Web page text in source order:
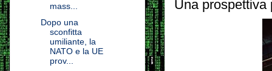
Una prospettiva
mass...
Dopo una
sconfitta
umiliante, la
NATO e la UE
prov...